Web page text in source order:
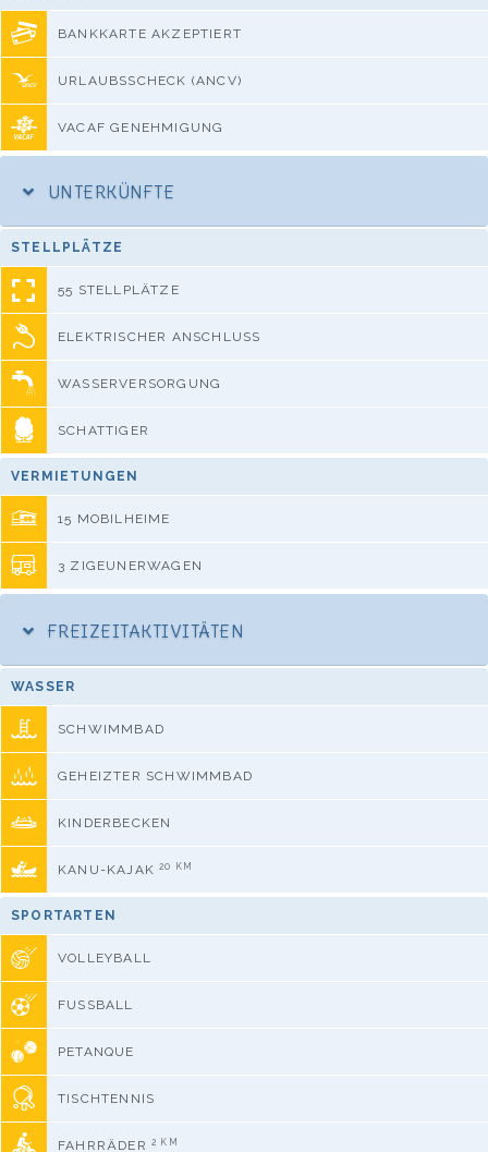
BANKKARTE AKZEPTIERT
URLAUBSSCHECK (ANCV)
VACAF GENEHMIGUNG
UNTERKÜNFTE
STELLPLÄTZE
55 STELLPLÄTZE
ELEKTRISCHER ANSCHLUSS
WASSERVERSORGUNG
SCHATTIGER
VERMIETUNGEN
15 MOBILHEIME
3 ZIGEUNERWAGEN
FREIZEITAKTIVITÄTEN
WASSER
SCHWIMMBAD
GEHEIZTER SCHWIMMBAD
KINDERBECKEN
KANU-KAJAK20 KM
SPORTARTEN
VOLLEYBALL
FUSSBALL
PETANQUE
TISCHTENNIS
FAHRRÄDER 2 KM